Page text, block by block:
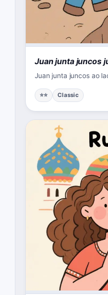
Juan junta juncos
Juan junta juncos ao
⭐⭐ Classic